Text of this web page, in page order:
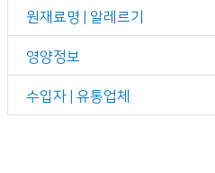
원재료명 | 알레르기
영양정보
수입자 | 유통업체